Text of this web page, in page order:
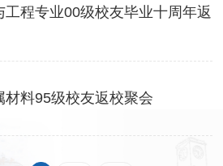
工程专业00级校友毕业十周年返
材料95级校友返校聚会